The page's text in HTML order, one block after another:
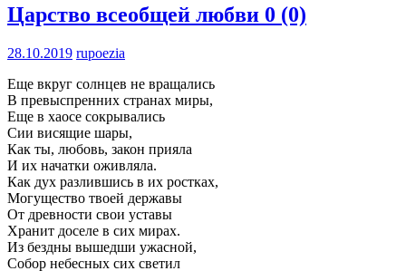
Царство всеобщей любви 0 (0)
28.10.2019 rupoezia
Еще вкруг солнцев не вращались
В превыспренних странах миры,
Еще в хаосе сокрывались
Сии висящие шары,
Как ты, любовь, закон прияла
И их начатки оживляла.
Как дух разлившись в их ростках,
Могущество твоей державы
От древности свои уставы
Хранит доселе в сих мирах.
Из бездны вышедши ужасной,
Собор небесных сих светил